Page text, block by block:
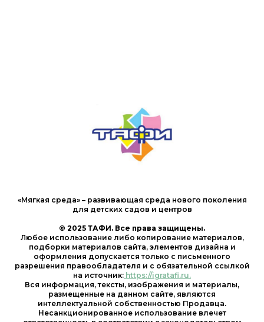
«Мягкая среда» – развивающая среда нового поколения
для детских садов и центров
© 2025 ТАФИ. Все права защищены.
Любое использование либо копирование материалов,
подборки материалов сайта, элементов дизайна и
оформления допускается только с письменного
разрешения правообладателя и с обязательной ссылкой
на источник: https://igratafi.ru.
Вся информация, тексты, изображения и материалы,
размещенные на данном сайте, являются
интеллектуальной собственностью Продавца.
Несанкционированное использование влечет